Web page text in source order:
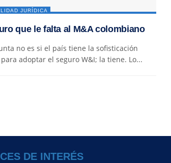
JURÍDICA
que le falta al M&A colombiano
no es si el país tiene la sofisticación
adoptar el seguro W&I; la tiene. Lo...
DE INTERÉS